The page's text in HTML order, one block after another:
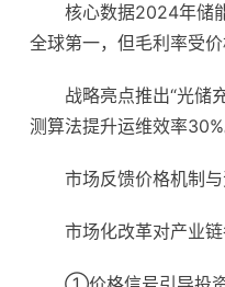
核心数据2024年储
全球第一，但毛利率受价
战略亮点推出“光储
测算法提升运维效率30%
市场反馈价格机制
市场化改革对产业